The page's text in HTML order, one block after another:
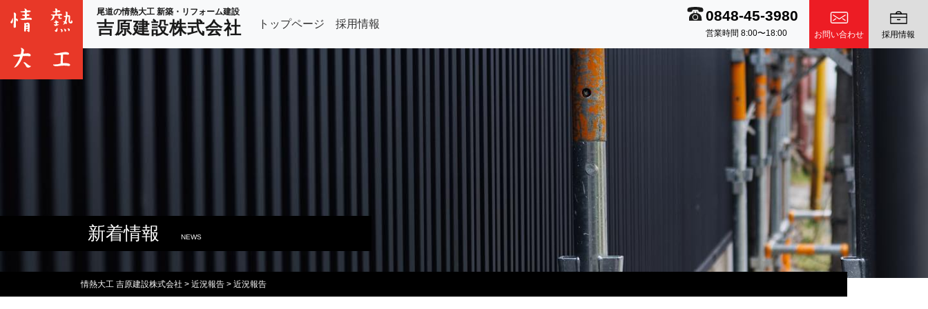
尾道の情熱大工 新築・リフォーム建設
吉原建設株式会社 トップページ 採用情報
0848-45-3980
営業時間 8:00〜18:00 お問い合わせ 採用情報
新着情報 NEWS
情熱大工 吉原建設株式会社 > 近況報告 > 近況報告